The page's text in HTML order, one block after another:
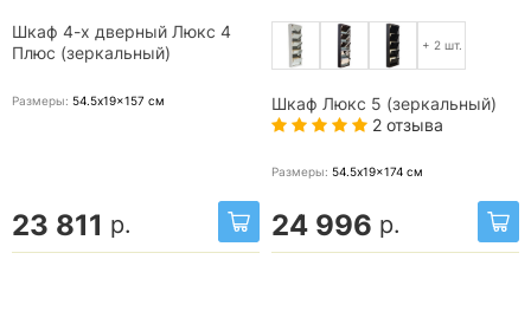
Шкаф 4-х дверный Люкс 4
Плюс (зеркальный)
Размеры: 54.5x19x157 см
23 811 р.
+ 2 шт.
Шкаф Люкс 5 (зеркальный)
2 отзыва
Размеры: 54.5x19x174 см
24 996 р.